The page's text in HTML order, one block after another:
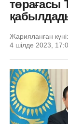
төрағасы
Жарияланған күні:
4 шілде 2023,